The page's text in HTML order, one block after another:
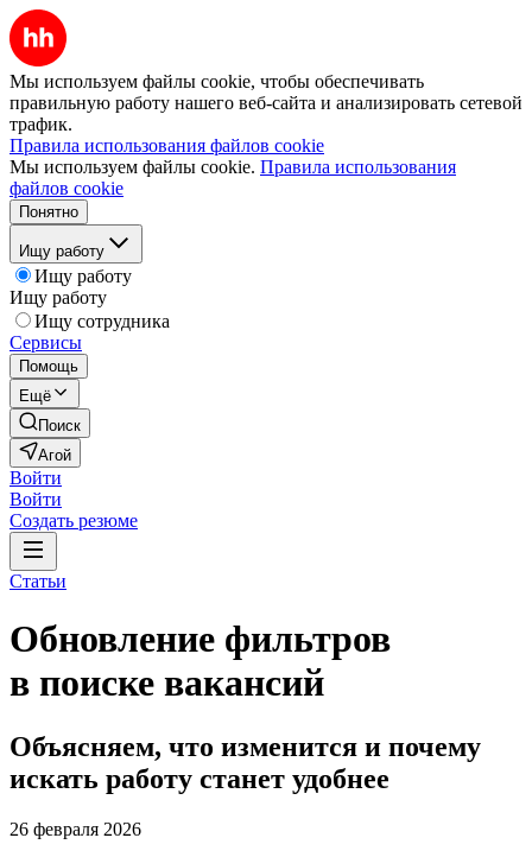
Мы используем файлы cookie, чтобы обеспечивать
правильную работу нашего веб-сайта и анализировать сетевой
трафик.
Правила использования файлов cookie
Мы используем файлы cookie. Правила использования
файлов cookie
Понятно
Ищу работу
Ищу работу
Ищу работу
Ищу сотрудника
Сервисы
Помощь
Ещё
Поиск
Агой
Войти
Войти
Создать резюме
Статьи
Обновление фильтров
в поиске вакансий
Объясняем, что изменится и почему
искать работу станет удобнее
26 февраля 2026